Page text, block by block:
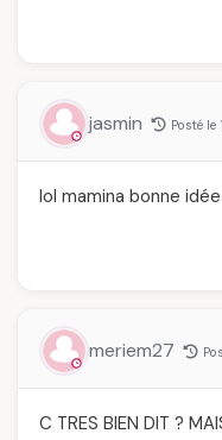
jasmin Posté le
lol mamina bonne idée
meriem27
C TRES BIEN DIT ?